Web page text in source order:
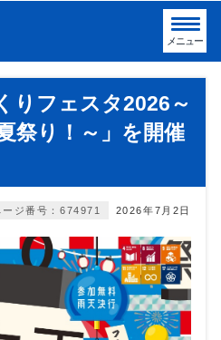
メニュー
りフェスタ2026～
祭り！～」を開催
2026年7月2日
ージ番号：674971